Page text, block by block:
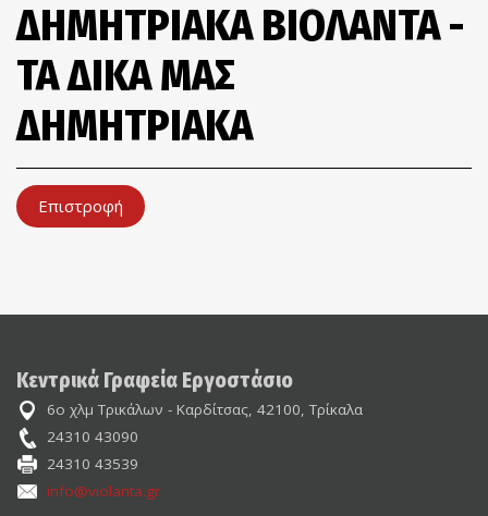
ΔΗΜΗΤΡΙΑΚΑ ΒΙΟΛΑΝΤΑ -
ΤΑ ΔΙΚΑ ΜΑΣ
ΔΗΜΗΤΡΙΑΚΑ
Επιστροφή
Κεντρικά Γραφεία Εργοστάσιο
6ο χλμ Τρικάλων - Καρδίτσας, 42100, Τρίκαλα
24310 43090
24310 43539
info@violanta.gr